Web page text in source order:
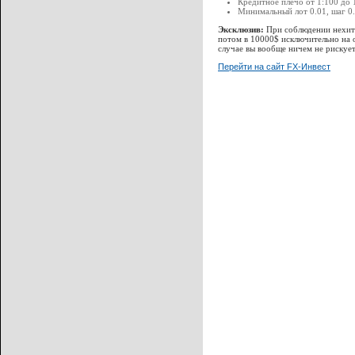
Минимальный лот 0.01, шаг
Эксклюзив: При соблюдении
потом в 10000$ исключительно на
случае вы вообще ничем не
Перейти на сайт FX-Инвест